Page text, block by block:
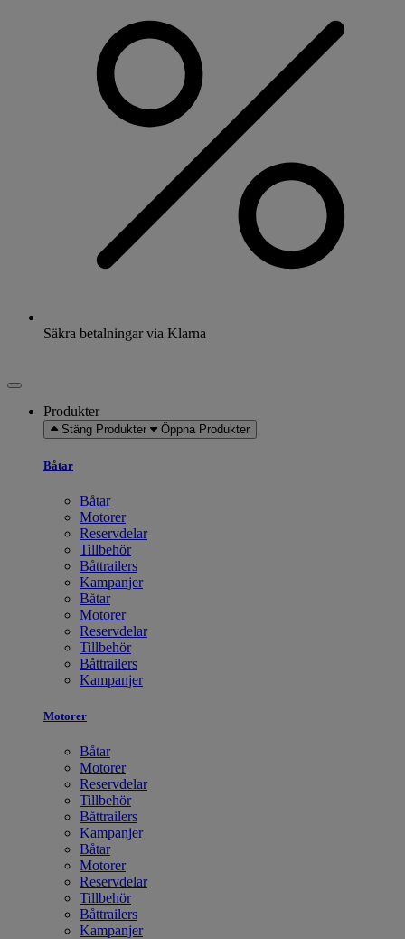
Säkra betalningar via Klarna
Produkter
Stäng Produkter Öppna Produkter
Båtar
Båtar
Motorer
Reservdelar
Tillbehör
Båttrailers
Kampanjer
Båtar
Motorer
Reservdelar
Tillbehör
Båttrailers
Kampanjer
Motorer
Båtar
Motorer
Reservdelar
Tillbehör
Båttrailers
Kampanjer
Båtar
Motorer
Reservdelar
Tillbehör
Båttrailers
Kampanjer